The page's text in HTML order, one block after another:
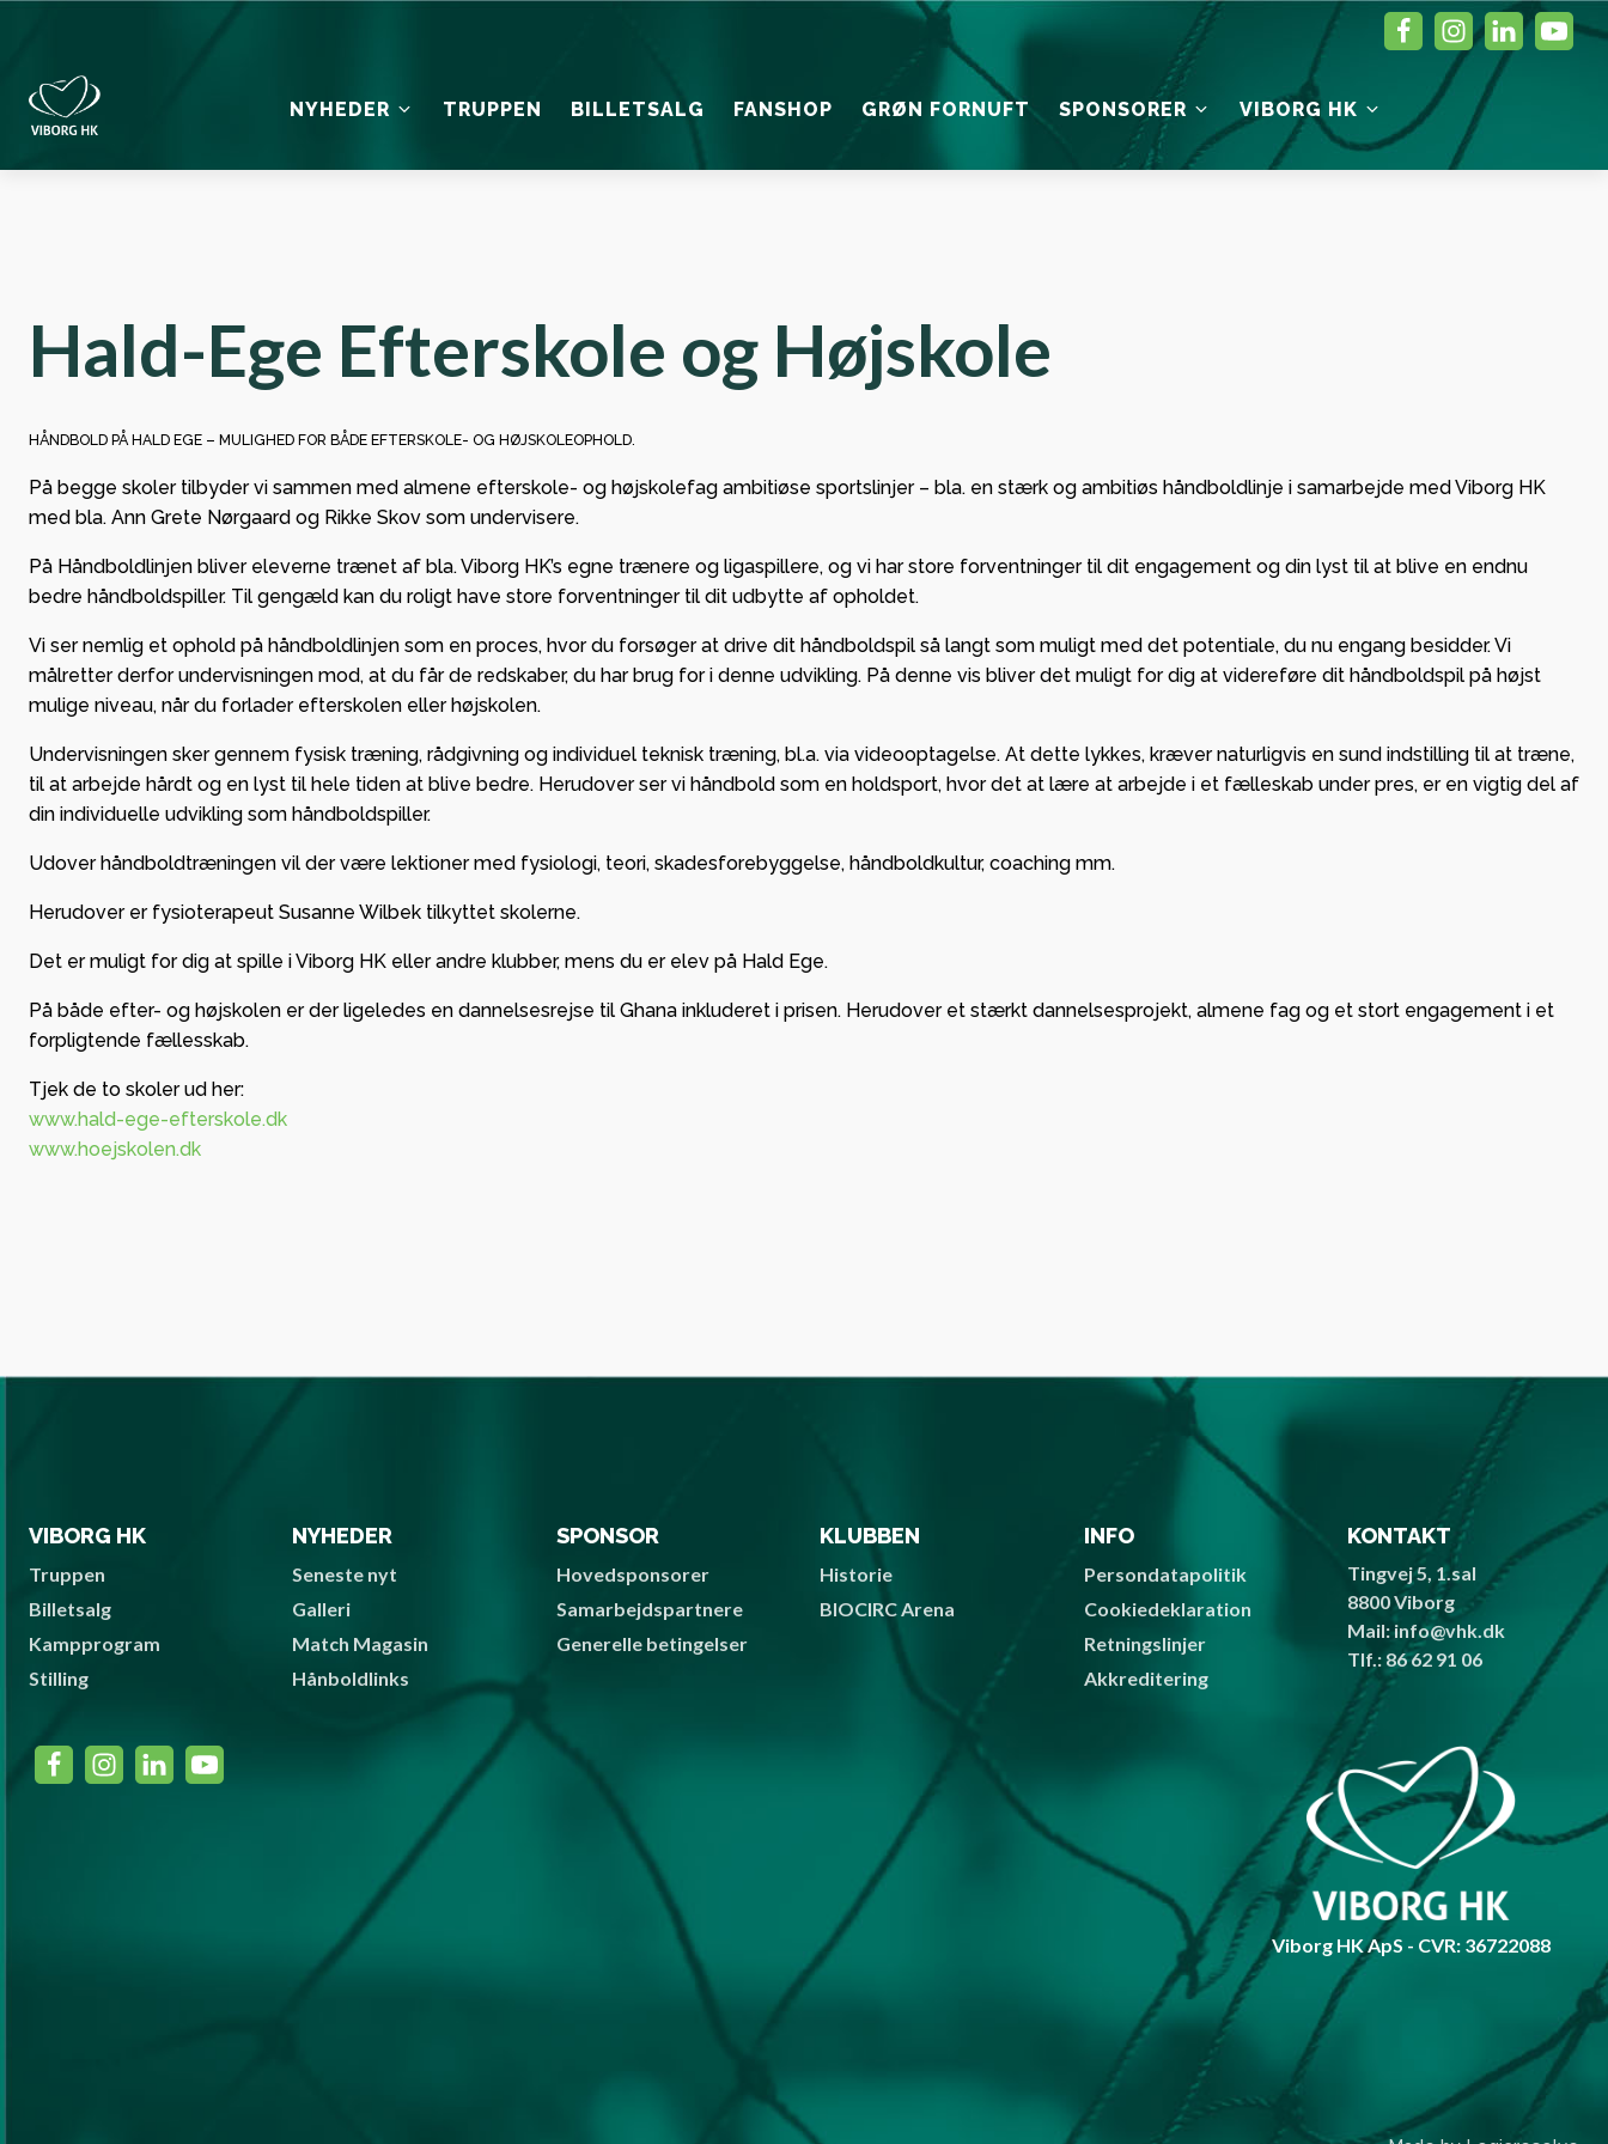
NYHEDER
Galleri
mandskab
Ikast Håndbold
udfordret
Godkendt
grundspilsrunde
TRUPPEN BILLETSALG FANSHOP GRØN FORNUFT SPONSORER
Bliv sponsor
VIBORG HK
BIOCIRC Arena
Retningslinjer
Akkreditering
Hald-Ege Efterskole og Højskole
HÅNDBOLD PÅ HALD EGE – MULIGHED FOR BÅDE EFTERSKOLE- OG HØJSKOLEOPHOLD.
På begge skoler tilbyder vi sammen med almene efterskole- og højskolefag ambitiøse sportslinjer – bla. en stærk og ambitiøs håndboldlinje i samarbejde med Viborg HK
med bla. Ann Grete Nørgaard og Rikke Skov som undervisere.
På Håndboldlinjen bliver eleverne trænet af bla. Viborg HK’s egne trænere og ligaspillere, og vi har store forventninger til dit engagement og din lyst til at blive en endnu
bedre håndboldspiller. Til gengæld kan du roligt have store forventninger til dit udbytte af opholdet.
Vi ser nemlig et ophold på håndboldlinjen som en proces, hvor du forsøger at drive dit håndboldspil så langt som muligt med det potentiale, du nu engang besidder. Vi
målretter derfor undervisningen mod, at du får de redskaber, du har brug for i denne udvikling. På denne vis bliver det muligt for dig at videreføre dit håndboldspil på højst
mulige niveau, når du forlader efterskolen eller højskolen.
Undervisningen sker gennem fysisk træning, rådgivning og individuel teknisk træning, bl.a. via videooptagelse. At dette lykkes, kræver naturligvis en sund indstilling til at træne,
til at arbejde hårdt og en lyst til hele tiden at blive bedre. Herudover ser vi håndbold som en holdsport, hvor det at lære at arbejde i et fælleskab under pres, er en vigtig del af
din individuelle udvikling som håndboldspiller.
Udover håndboldtræningen vil der være lektioner med fysiologi, teori, skadesforebyggelse, håndboldkultur, coaching mm.
Herudover er fysioterapeut Susanne Wilbek tilkyttet skolerne.
Det er muligt for dig at spille i Viborg HK eller andre klubber, mens du er elev på Hald Ege.
På både efter- og højskolen er der ligeledes en dannelsesrejse til Ghana inkluderet i prisen. Herudover et stærkt dannelsesprojekt, almene fag og et stort engagement i et
forpligtende fællesskab.
Tjek de to skoler ud her:
www.hald-ege-efterskole.dk
www.hoejskolen.dk
VIBORG HK
Truppen
Billetsalg
Kampprogram
Stilling
NYHEDER
Seneste nyt
Galleri
Match Magasin
Hånboldlinks
SPONSOR
Hovedsponsorer
Samarbejdspartnere
Generelle betingelser
KLUBBEN
Historie
BIOCIRC Arena
INFO
Persondatapolitik
Cookiedeklaration
Retningslinjer
Akkreditering
KONTAKT
Tingvej 5, 1.sal
8800 Viborg
Mail: info@vhk.dk
Tlf.: 86 62 91 06
Viborg HK ApS - CVR: 36722088